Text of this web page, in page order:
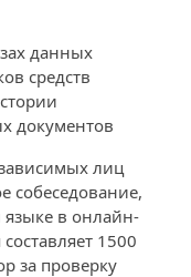
данных
средств
документов
лиц
собеседование,
языке в онлайн-
1500
за проверку